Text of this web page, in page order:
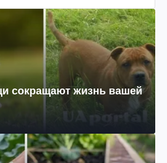
сокращают жизнь вашей